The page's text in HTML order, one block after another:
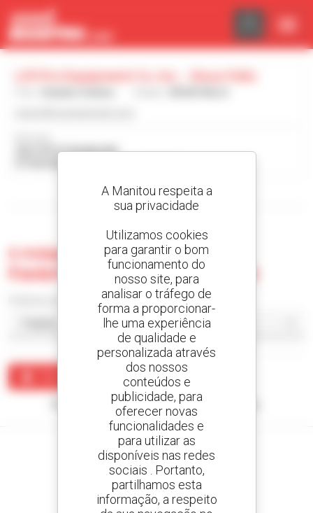
3621 N POTSDAM AVE
Visualizar os filtros de pesquisa
0 máquina usada no Lift Pro
Equipment Co. Inc. - Sioux Falls
Nenhum resultado corresponde à sua pesquisa.
Crie os seus alertas
e receba anúncios de equipamentos usados
Painel de Gerenciamento de Cookies
A Manitou respeita a
sua privacidade
Utilizamos cookies
para garantir o bom
funcionamento do
nosso site, para
analisar o tráfego de
forma a proporcionar-
lhe uma experiência
de qualidade e
personalizada através
dos nossos
conteúdos e
publicidade, para
oferecer novas
funcionalidades e
para utilizar as
disponíveis nas redes
sociais . Portanto,
partilhamos esta
informação, a respeito